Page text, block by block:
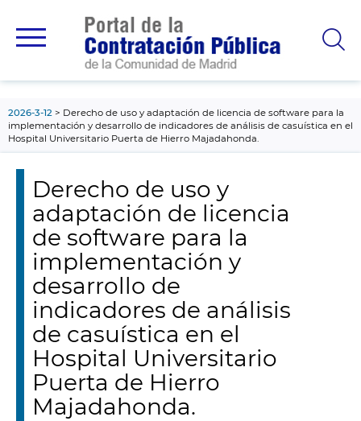
principal
2026-3-12
Derecho de uso y adaptación de licencia de software para la
implementación y desarrollo de indicadores de análisis de casuística en el
Hospital Universitario Puerta de Hierro Majadahonda.
Derecho de uso y
adaptación de licencia
de software para la
implementación y
desarrollo de
indicadores de análisis
de casuística en el
Hospital Universitario
Puerta de Hierro
Majadahonda.